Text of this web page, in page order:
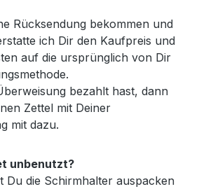
Rücksendung bekommen und
ich Dir den Kaufpreis und
auf die ursprünglich von Dir
bezahlt hast, dann
Zettel mit Deiner
mit dazu.
unbenutzt?
Du die Schirmhalter auspacken